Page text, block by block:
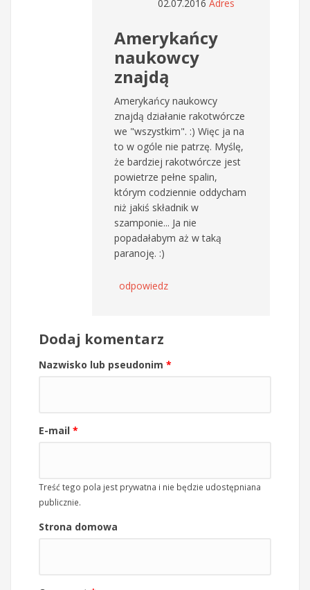
02.07.2016 Adres
Amerykańcy
naukowcy
znajdą
Amerykańcy naukowcy
znajdą działanie rakotwórcze
we "wszystkim". :) Więc ja na
to w ogóle nie patrzę. Myślę,
że bardziej rakotwórcze jest
powietrze pełne spalin,
którym codziennie oddycham
niż jakiś składnik w
szamponie... Ja nie
popadałabym aż w taką
paranoję. :)
odpowiedz
Dodaj komentarz
Nazwisko lub pseudonim *
E-mail *
Treść tego pola jest prywatna i nie będzie udostępniana
publicznie.
Strona domowa